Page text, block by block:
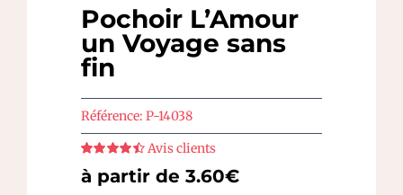
Pochoir L’Amour
un Voyage sans
fin
Référence: P-14038
Note
sur
5
Avis clients
à partir de 3.60€